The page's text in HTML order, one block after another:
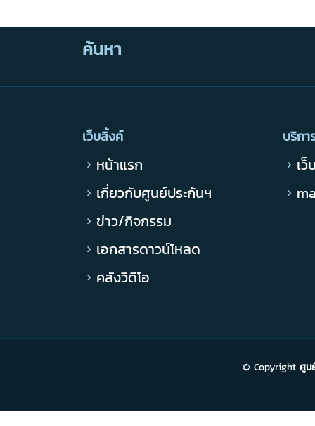
ค้นหา
เว็บลิ้งค์
หน้าแรก
เกี่ยวกับศูนย์ประกันฯ
ข่าว/กิจกรรม
เอกสารดาวน์โหลด
คลังวิดีโอ
บริกา
เ
© Copyright ศูน